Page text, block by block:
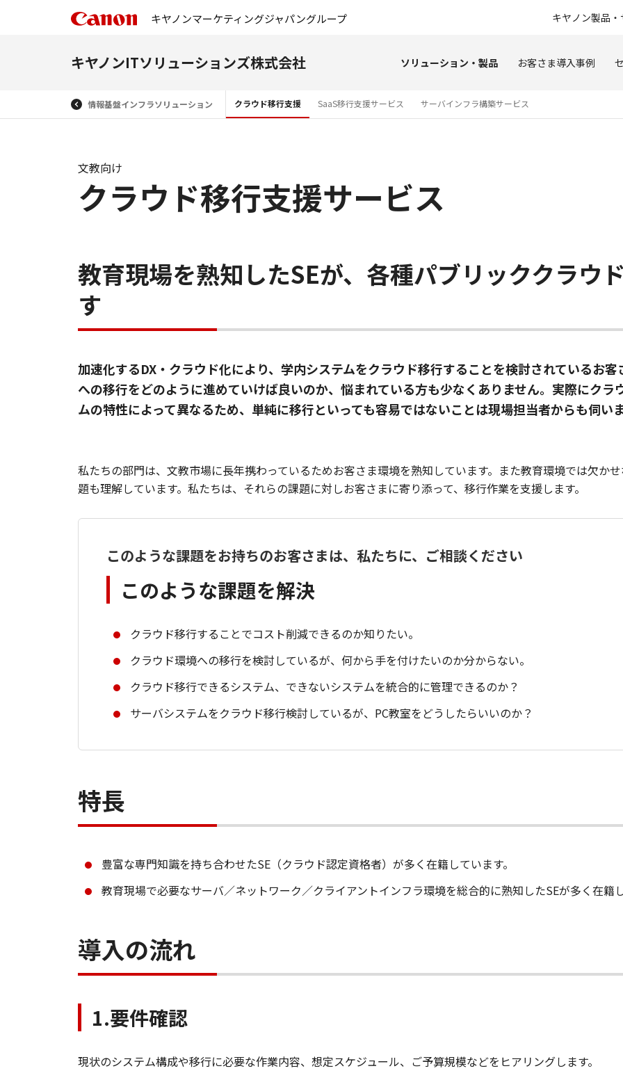
キヤノンマーケティングジャパングループ キヤノン製品
キヤノンITソリューションズ株式会社 ソリューション・製品 お客さま導入事例
情報基盤インフラソリューション クラウド移行支援 SaaS移行支援サービス サーバインフラ構築サービス
クラウド移行支援サービス
文教向け
教育現場を熟知したSEが、各種パブリッククラウ
す
加速化するDX・クラウド化により、学内システムをクラウド移行することを検討されているお
への移行をどのように進めていけば良いのか、悩まれている方も少なくありません。実際にク
ムの特性によって異なるため、単純に移行といっても容易ではないことは現場担当者からも伺い
私たちの部門は、文教市場に長年携わっているためお客さま環境を熟知しています。また教育環境では欠か
題も理解しています。私たちは、それらの課題に対しお客さまに寄り添って、移行作業を支援します。
このような課題をお持ちのお客さまは、私たちに、ご相談ください
このような課題を解決
クラウド移行することでコスト削減できるのか知りたい。
クラウド環境への移行を検討しているが、何から手を付けたいのか分からない。
クラウド移行できるシステム、できないシステムを統合的に管理できるのか？
サーバシステムをクラウド移行検討しているが、PC教室をどうしたらいいのか？
特長
豊富な専門知識を持ち合わせたSE（クラウド認定資格者）が多く在籍しています。
教育現場で必要なサーバ／ネットワーク／クライアントインフラ環境を総合的に熟知したSEが多く在籍
導入の流れ
1.要件確認
現状のシステム構成や移行に必要な作業内容、想定スケジュール、ご予算規模などをヒアリングします。